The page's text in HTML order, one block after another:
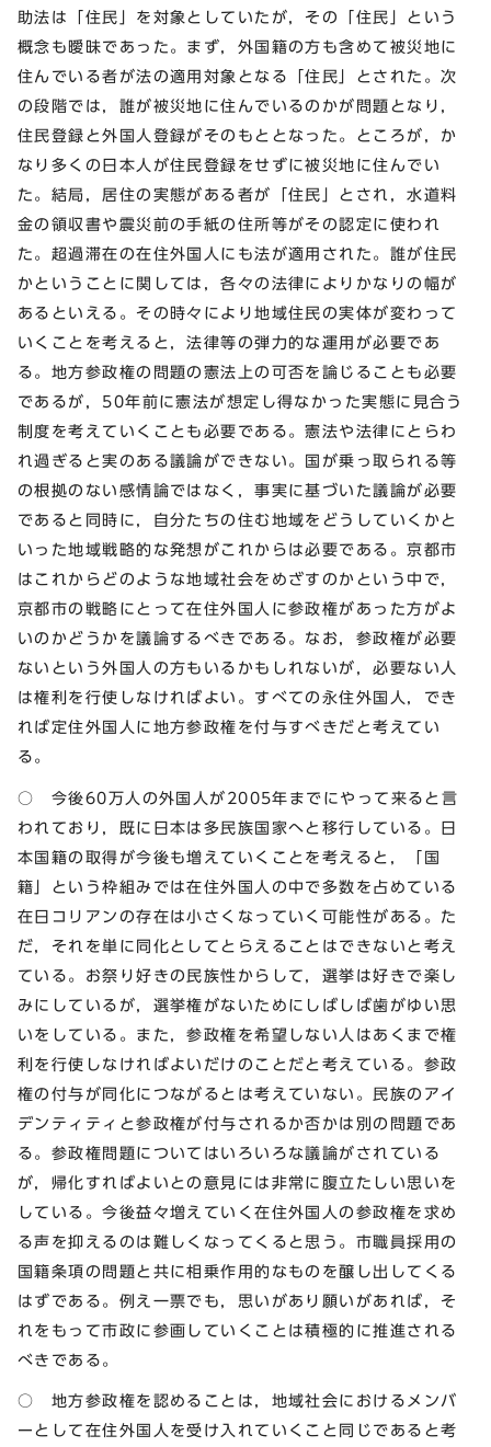
助法は「住民」を対象としていたが，その「住民」という
概念も曖昧であった。まず，外国籍の方も含めて被災地に
住んでいる者が法の適用対象となる「住民」とされた。次
の段階では，誰が被災地に住んでいるのかが問題となり，
住民登録と外国人登録がそのもととなった。ところが，か
なり多くの日本人が住民登録をせずに被災地に住んでい
た。結局，居住の実態がある者が「住民」とされ，水道料
金の領収書や震災前の手紙の住所等がその認定に使われ
た。超過滞在の在住外国人にも法が適用された。誰が住民
かということに関しては，各々の法律によりかなりの幅が
あるといえる。その時々により地域住民の実体が変わって
いくことを考えると，法律等の弾力的な運用が必要であ
る。地方参政権の問題の憲法上の可否を論じることも必要
であるが，50年前に憲法が想定し得なかった実態に見合う
制度を考えていくことも必要である。憲法や法律にとらわ
れ過ぎると実のある議論ができない。国が乗っ取られる等
の根拠のない感情論ではなく，事実に基づいた議論が必要
であると同時に，自分たちの住む地域をどうしていくかと
いった地域戦略的な発想がこれからは必要である。京都市
はこれからどのような地域社会をめざすのかという中で，
京都市の戦略にとって在住外国人に参政権があった方がよ
いのかどうかを議論するべきである。なお，参政権が必要
ないという外国人の方もいるかもしれないが，必要ない人
は権利を行使しなければよい。すべての永住外国人，でき
れば定住外国人に地方参政権を付与すべきだと考えてい
る。
○ 今後60万人の外国人が2005年までにやって来ると言
われており，既に日本は多民族国家へと移行している。日
本国籍の取得が今後も増えていくことを考えると，「国
籍」という枠組みでは在住外国人の中で多数を占めている
在日コリアンの存在は小さくなっていく可能性がある。た
だ，それを単に同化としてとらえることはできないと考え
ている。お祭り好きの民族性からして，選挙は好きで楽し
みにしているが，選挙権がないためにしばしば歯がゆい思
いをしている。また，参政権を希望しない人はあくまで権
利を行使しなければよいだけのことだと考えている。参政
権の付与が同化につながるとは考えていない。民族のアイ
デンティティと参政権が付与されるか否かは別の問題であ
る。参政権問題についてはいろいろな議論がされている
が，帰化すればよいとの意見には非常に腹立たしい思いを
している。今後益々増えていく在住外国人の参政権を求め
る声を抑えるのは難しくなってくると思う。市職員採用の
国籍条項の問題と共に相乗作用的なものを醸し出してくる
はずである。例え一票でも，思いがあり願いがあれば，そ
れをもって市政に参画していくことは積極的に推進される
べきである。
○ 地方参政権を認めることは，地域社会におけるメンバ
ーとして在住外国人を受け入れていくこと同じであると考